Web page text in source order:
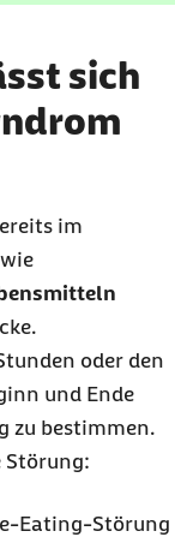
sich
im
oder den
und Ende
zu bestimmen.
Störung:
Eating-Störung